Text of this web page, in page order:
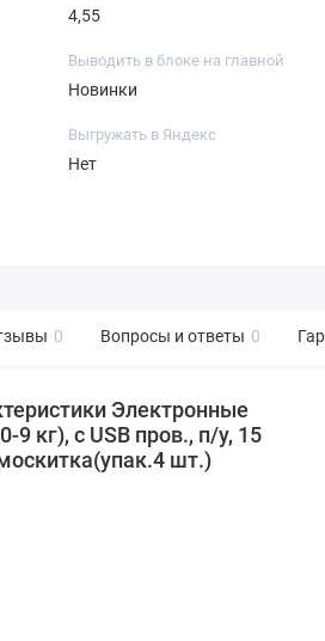
4,55
Выводить в блоке на главной
Новинки
Выгружать в Яндекс
Нет
0 Вопросы и ответы 0
Электронные
9 кг), с USB пров., п/у, 15
шт.)